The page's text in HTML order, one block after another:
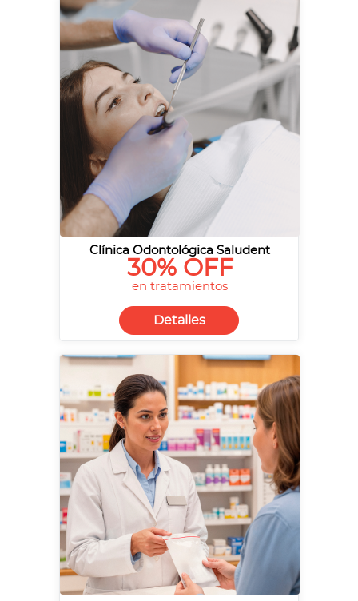
Clínica Odontológica Saludent
30% OFF
en tratamientos
Detalles